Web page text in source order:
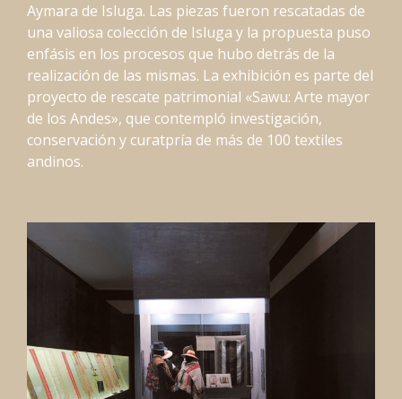
Aymara de Isluga. Las piezas fueron rescatadas de
una valiosa colección de Isluga y la propuesta puso
enfásis en los procesos que hubo detrás de la
realización de las mismas. La exhibición es parte del
proyecto de rescate patrimonial «Sawu: Arte mayor
de los Andes», que contempló investigación,
conservación y curatpría de más de 100 textiles
andinos.